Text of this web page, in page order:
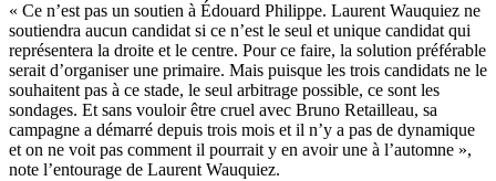
« Ce n’est pas un soutien à Édouard Philippe. Laurent Wauquiez ne
soutiendra aucun candidat si ce n’est le seul et unique candidat qui
représentera la droite et le centre. Pour ce faire, la solution préférable
serait d’organiser une primaire. Mais puisque les trois candidats ne le
souhaitent pas à ce stade, le seul arbitrage possible, ce sont les
sondages. Et sans vouloir être cruel avec Bruno Retailleau, sa
campagne a démarré depuis trois mois et il n’y a pas de dynamique
et on ne voit pas comment il pourrait y en avoir une à l’automne »,
note l’entourage de Laurent Wauquiez.